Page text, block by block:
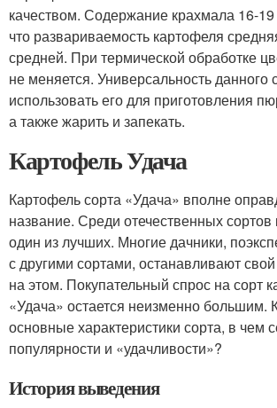
качеством. Содержание крахмала 16-19
что развариваемость картофеля
средней. При термической обработке
не меняется. Универсальность данного
использовать его для приготовления
а также жарить и запекать.
Картофель Удача
Картофель сорта «Удача» вполне
название. Среди отечественных сортов
один из лучших. Многие дачники,
с другими сортами, останавливают
на этом. Покупательный спрос на сорт
«Удача» остается неизменно большим.
основные характеристики сорта, в чем
популярности и «удачливости»?
История выведения